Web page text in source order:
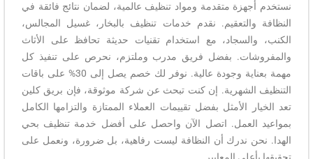
نستخدم أجهزة متقدمة ومواد تنظيف عالمية، لضمان نتائج فائقة في
النظافة والتعقيم. نقدم خدمات تنظيف بالبخار، غسيل المجالس،
الكنب، والسجاد، مع استخدام تقنيات حديثة تحافظ على الأثاث
والمفروشات. بفضل فريق مدرب وملتزم، نحرص على تنفيذ كل
مهمة بعناية وجودة عالية. نوفر لك خصم يصل إلى 30% على باقات
التنظيف الشهرية. إن كنت تبحث عن شركة موثوقة، فإن بريق كلين
تعد الخيار الأمثل بفضل تقييمات العملاء الممتازة والتزامها الكامل
بمواعيد العمل. اتصل الآن واحصل على أفضل خدمة تنظيف بحي
الهدا. نحن ندرك أن النظافة ليست رفاهية، بل ضرورة، ونعمل على